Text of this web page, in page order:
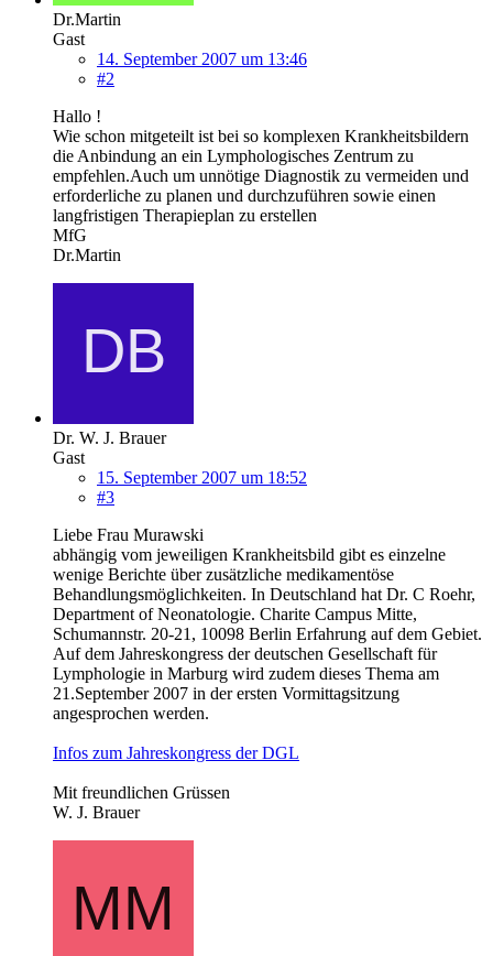
Dr.Martin
Gast
14. September 2007 um 13:46
#2
Hallo !
Wie schon mitgeteilt ist bei so komplexen Krankheitsbildern
die Anbindung an ein Lymphologisches Zentrum zu
empfehlen.Auch um unnötige Diagnostik zu vermeiden und
erforderliche zu planen und durchzuführen sowie einen
langfristigen Therapieplan zu erstellen
MfG
Dr.Martin
Dr. W. J. Brauer
Gast
15. September 2007 um 18:52
#3
Liebe Frau Murawski
abhängig vom jeweiligen Krankheitsbild gibt es einzelne
wenige Berichte über zusätzliche medikamentöse
Behandlungsmöglichkeiten. In Deutschland hat Dr. C Roehr,
Department of Neonatologie. Charite Campus Mitte,
Schumannstr. 20-21, 10098 Berlin Erfahrung auf dem Gebiet.
Auf dem Jahreskongress der deutschen Gesellschaft für
Lymphologie in Marburg wird zudem dieses Thema am
21.September 2007 in der ersten Vormittagsitzung
angesprochen werden.
Infos zum Jahreskongress der DGL
Mit freundlichen Grüssen
W. J. Brauer